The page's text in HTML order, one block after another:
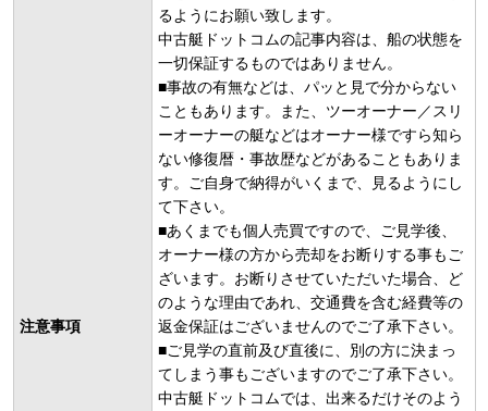
注意事項
るようにお願い致します。
中古艇ドットコムの記事内容は、船の状態を
一切保証するものではありません。
■事故の有無などは、パッと見で分からない
こともあります。また、ツーオーナー／スリ
ーオーナーの艇などはオーナー様ですら知ら
ない修復暦・事故歴などがあることもありま
す。ご自身で納得がいくまで、見るようにし
て下さい。
■あくまでも個人売買ですので、ご見学後、
オーナー様の方から売却をお断りする事もご
ざいます。お断りさせていただいた場合、ど
のような理由であれ、交通費を含む経費等の
返金保証はございませんのでご了承下さい。
■ご見学の直前及び直後に、別の方に決まっ
てしまう事もございますのでご了承下さい。
中古艇ドットコムでは、出来るだけそのよう